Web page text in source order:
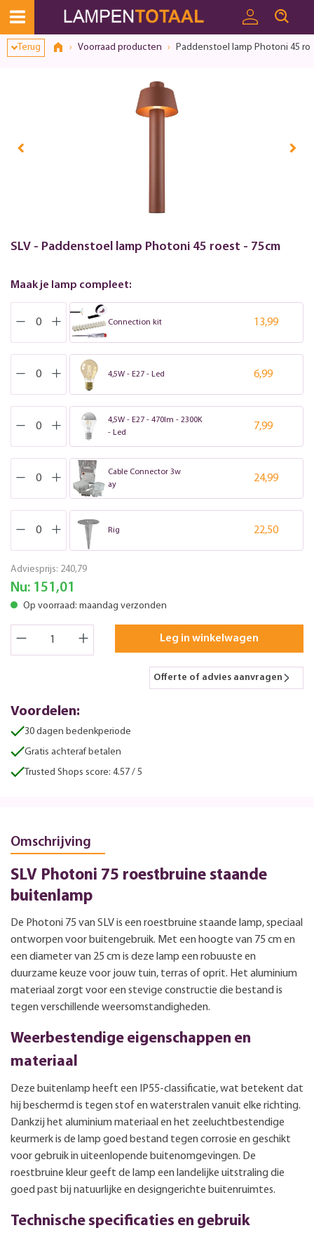
Terug Voorraad producten Paddenstoel lamp Photoni 45
SLV - Paddenstoel lamp Photoni 45 roest - 75cm
Maak je lamp compleet:
Connection kit 13,99
4,5W - E27 - Led 6,99
4,5W - E27 - 470lm - 2300K
- Led
7,99
Cable Connector 3w
ay
24,99
Rig 22,50
Adviesprijs: 240,79
Nu: 151,01
Op voorraad: maandag verzonden
Leg in winkelwagen
Offerte of advies aanvragen
Voordelen:
30 dagen bedenkperiode
Gratis achteraf betalen
Trusted Shops score: 4.57 / 5
Omschrijving
SLV Photoni 75 roestbruine staande
buitenlamp
De Photoni 75 van SLV is een roestbruine staande lamp, speciaal
ontworpen voor buitengebruik. Met een hoogte van 75 cm en
een diameter van 25 cm is deze lamp een robuuste en
duurzame keuze voor jouw tuin, terras of oprit. Het aluminium
materiaal zorgt voor een stevige constructie die bestand is
tegen verschillende weersomstandigheden.
Weerbestendige eigenschappen en
materiaal
Deze buitenlamp heeft een IP55-classificatie, wat betekent dat
hij beschermd is tegen stof en waterstralen vanuit elke richting.
Dankzij het aluminium materiaal en het zeeluchtbestendige
keurmerk is de lamp goed bestand tegen corrosie en geschikt
voor gebruik in uiteenlopende buitenomgevingen. De
roestbruine kleur geeft de lamp een landelijke uitstraling die
goed past bij natuurlijke en designgerichte buitenruimtes.
Technische specificaties en gebruik
Toestemmingsvenster geopend